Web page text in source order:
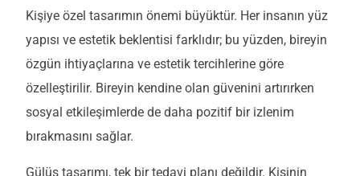
Kişiye özel tasarımın önemi büyüktür. Her insanın yüz
yapısı ve estetik beklentisi farklıdır; bu yüzden, bireyin
özgün ihtiyaçlarına ve estetik tercihlerine göre
özelleştirilir. Bireyin kendine olan güvenini artırırken
sosyal etkileşimlerde de daha pozitif bir izlenim
bırakmasını sağlar.
Gülüş tasarımı, tek bir tedavi planı değildir. Kişinin